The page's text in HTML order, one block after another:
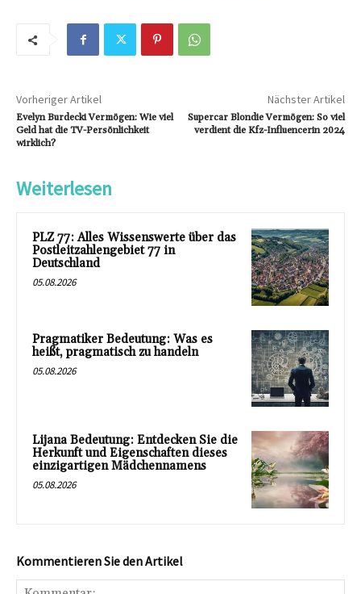
Vorheriger Artikel
Evelyn Burdecki Vermögen: Wie viel
Geld hat die TV-Persönlichkeit
wirklich?
Nächster Artikel
Supercar Blondie Vermögen: So viel
verdient die Kfz-Influencerin 2024
Weiterlesen
PLZ 77: Alles Wissenswerte über das
Postleitzahlengebiet 77 in
Deutschland
05.08.2026
Pragmatiker Bedeutung: Was es
heißt, pragmatisch zu handeln
05.08.2026
Lijana Bedeutung: Entdecken Sie die
Herkunft und Eigenschaften dieses
einzigartigen Mädchennamens
05.08.2026
Kommentieren Sie den Artikel